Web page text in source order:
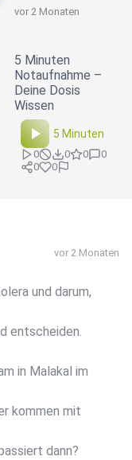
vor 2 Monaten
5 Minuten
Notaufnahme –
Deine Dosis
Wissen
5 Minuten
0 0 0
0
0
0
vor 2 Monaten
und darum,
entscheiden.
in Malakal im
kommen mit
dann?